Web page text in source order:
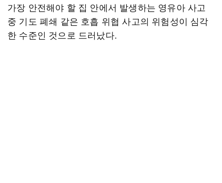
가장 안전해야 할 집 안에서 발생하는 영유아 사고
중 기도 폐쇄 같은 호흡 위협 사고의 위험성이 심각
한 수준인 것으로 드러났다.